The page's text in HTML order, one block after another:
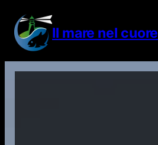
contenuto
Il mare nel cuore